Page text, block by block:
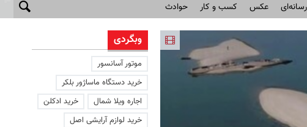
عکس کسب و کار حوادث
وبگردی
موتور آسانسور
خرید دستگاه ماساژور بلکر
اجاره ویلا شمال
خرید ادکلن
خرید لوازم آرایشی اصل